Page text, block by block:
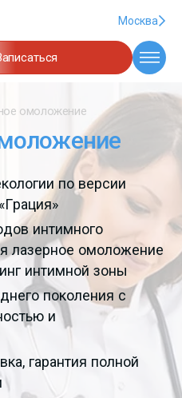
Москва
омоложение
по версии
интимного
лазерное омоложение
интимной зоны
поколения с
и
гарантия полной